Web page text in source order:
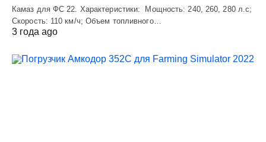
Камаз для ФС 22. Характеристики: Мощность: 240, 260, 280 л.с;
Скорость: 110 км/ч; Объем топливного…
3 года ago